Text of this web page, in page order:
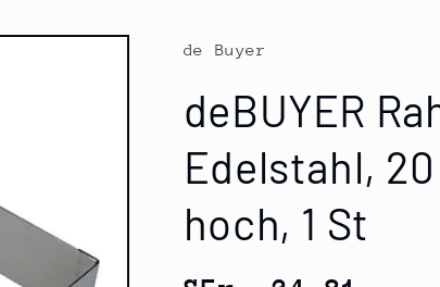
de Buyer
deBUYER
Edelstahl,
hoch, 1 St
Normaler